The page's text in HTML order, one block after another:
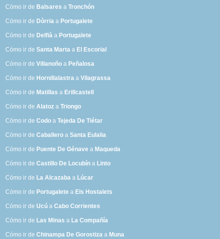
Cómo ir de Balsares aTronchón
Cómo ir de Dòrria a Portugalete
Cómo ir de Delfià a Portugalete
Cómo ir deSanta Marta a El Escorial
Cómo ir deVillanoño a Peñalosa
Cómo ir de Hornillalastra aVilagrassa
Cómo ir de Matillas a Erillcastell
Cómo ir deAlatoz aTriongo
Cómo ir deCodo aTejeda De Tiétar
Cómo ir deCaballero aSanta Eulalia
Cómo ir de Puente De Génave a Maqueda
Cómo ir deCastillo De Locubín a Linto
Cómo ir de La Alcazaba a Lúcar
Cómo ir de Portugalete a Els Hostalets
Cómo ir deUcú aCabo Corrientes
Cómo ir de Las Minas a La Compañía
Cómo ir deChinampa De Gorostiza a Muna